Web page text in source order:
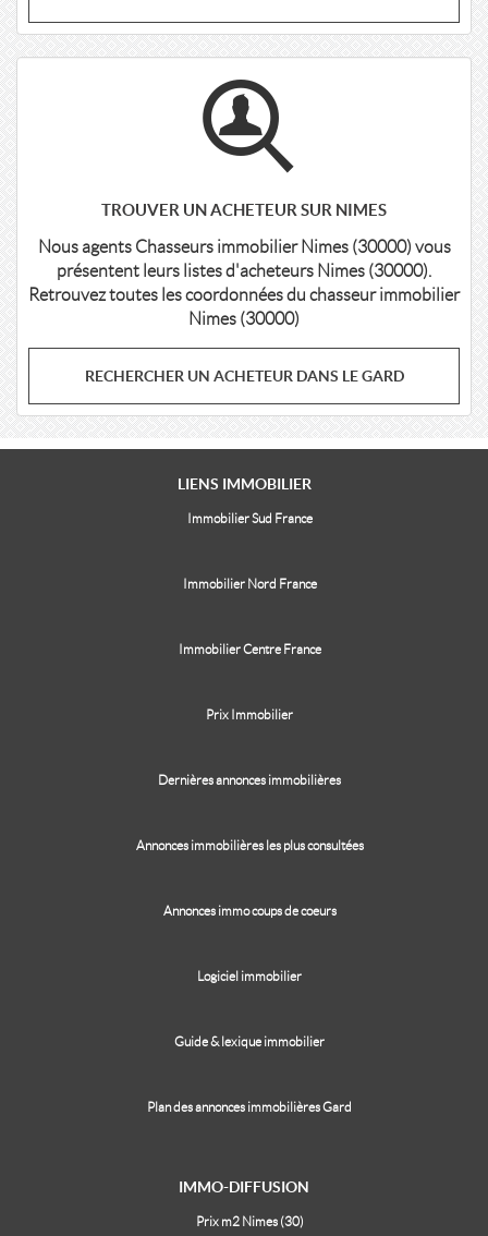
TROUVER UN ACHETEUR SUR NIMES
Nous agents Chasseurs immobilier Nimes (30000) vous
présentent leurs listes d'acheteurs Nimes (30000).
Retrouvez toutes les coordonnées du chasseur immobilier
Nimes (30000)
RECHERCHER UN ACHETEUR DANS LE GARD
LIENS IMMOBILIER
Immobilier Sud France
Immobilier Nord France
Immobilier Centre France
Prix Immobilier
Dernières annonces immobilières
Annonces immobilières les plus consultées
Annonces immo coups de coeurs
Logiciel immobilier
Guide & lexique immobilier
Plan des annonces immobilières Gard
IMMO-DIFFUSION
Prix m2 Nimes (30)